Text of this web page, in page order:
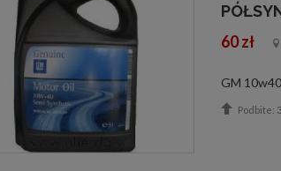
60 zł
Podbite: